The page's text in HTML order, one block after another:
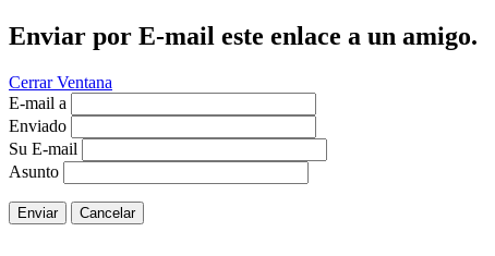
Enviar por E-mail este enlace a un amigo.
Cerrar Ventana
E-mail a
Enviado
Su E-mail
Asunto
Enviar Cancelar